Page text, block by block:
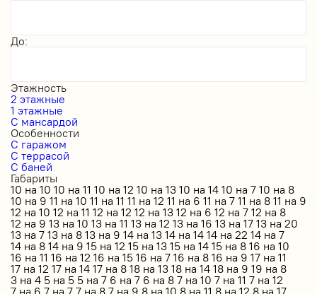
До:
Этажность
2 этажные
1 этажные
С мансардой
Особенности
С гаражом
С террасой
С баней
Габариты
10 на 10 10 на 11 10 на 12 10 на 13 10 на 14 10 на 7 10 на 8
10 на 9 11 на 10 11 на 11 11 на 12 11 на 6 11 на 7 11 на 8 11 на 9
12 на 10 12 на 11 12 на 12 12 на 13 12 на 6 12 на 7 12 на 8
12 на 9 13 на 10 13 на 11 13 на 12 13 на 16 13 на 17 13 на 20
13 на 7 13 на 8 13 на 9 14 на 13 14 на 14 14 на 22 14 на 7
14 на 8 14 на 9 15 на 12 15 на 13 15 на 14 15 на 8 16 на 10
16 на 11 16 на 12 16 на 15 16 на 7 16 на 8 16 на 9 17 на 11
17 на 12 17 на 14 17 на 8 18 на 13 18 на 14 18 на 9 19 на 8
3 на 4 5 на 5 5 на 7 6 на 7 6 на 8 7 на 10 7 на 11 7 на 12
7 на 6 7 на 7 7 на 8 7 на 9 8 на 10 8 на 11 8 на 12 8 на 17